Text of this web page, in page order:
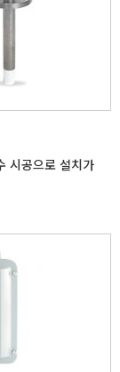
시공으로 설치가